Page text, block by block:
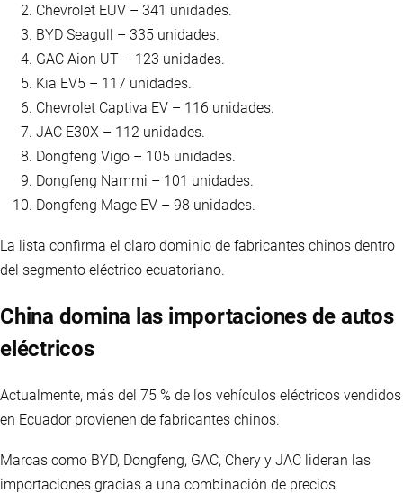
Chevrolet EUV – 341 unidades.
BYD Seagull – 335 unidades.
GAC Aion UT – 123 unidades.
Kia EV5 – 117 unidades.
Chevrolet Captiva EV – 116 unidades.
JAC E30X – 112 unidades.
Dongfeng Vigo – 105 unidades.
Dongfeng Nammi – 101 unidades.
Dongfeng Mage EV – 98 unidades.
La lista confirma el claro dominio de fabricantes chinos dentro
del segmento eléctrico ecuatoriano.
China domina las importaciones de autos
eléctricos
Actualmente, más del 75 % de los vehículos eléctricos vendidos
en Ecuador provienen de fabricantes chinos.
Marcas como BYD, Dongfeng, GAC, Chery y JAC lideran las
importaciones gracias a una combinación de precios